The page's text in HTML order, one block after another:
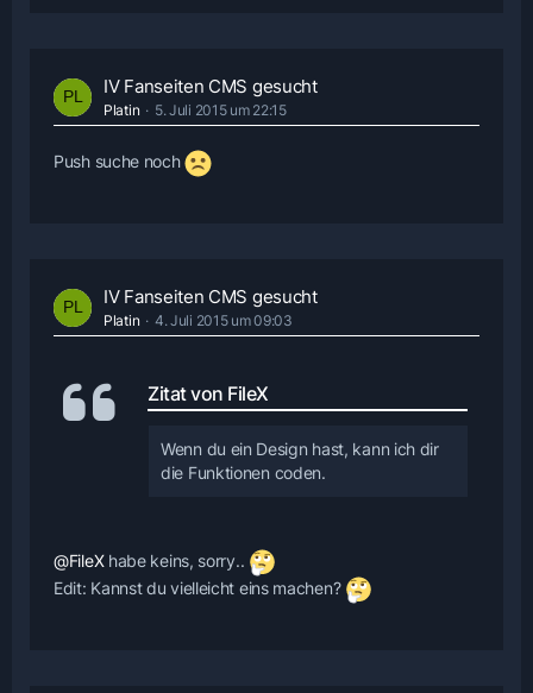
IV Fanseiten CMS gesucht
Platin 5. Juli 2015 um 22:15
Push suche noch
IV Fanseiten CMS gesucht
Platin 4. Juli 2015 um 09:03
Zitat von FileX
Wenn du ein Design hast, kann ich dir
die Funktionen coden.
@FileXhabe keins, sorry..
Edit: Kannst du vielleicht eins machen?